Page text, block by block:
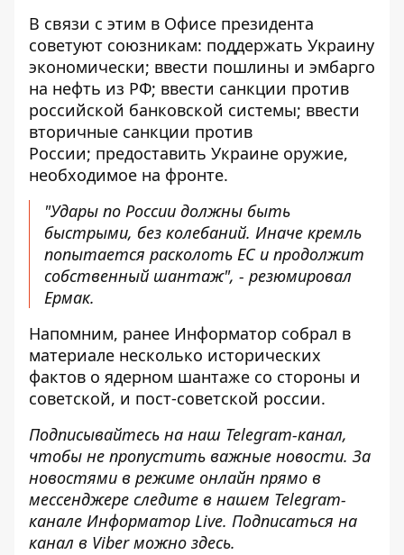
В связи с этим в Офисе президента
советуют союзникам: поддержать Украину
экономически; ввести пошлины и эмбарго
на нефть из РФ; ввести санкции против
российской банковской системы; ввести
вторичные санкции против
России; предоставить Украине оружие,
необходимое на фронте.
"Удары по России должны быть
быстрыми, без колебаний. Иначе кремль
попытается расколоть ЕС и продолжит
собственный шантаж", - резюмировал
Ермак.
Напомним, ранее Информатор собрал в
материале несколько исторических
фактов о ядерном шантаже со стороны и
советской, и пост-советской россии.
Подписывайтесь на наш Telegram-канал,
чтобы не пропустить важные новости. За
новостями в режиме онлайн прямо в
мессенджере следите в нашем Telegram-
канале Информатор Live. Подписаться на
канал в Viber можно здесь.